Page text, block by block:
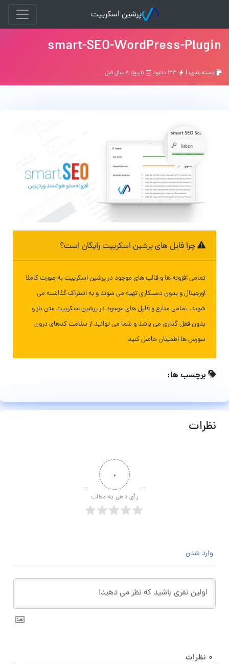
پرشین اسکریپت
smart-SEO-WordPress-Plugin
دسته بندی: | تاریخ: ۸ سال قبل
چرا فایل های پرشین اسکریپت رایگان است؟
تمامی افزونه ها و قالب های موجود در پرشین اسکریپت به صورت کاملا
اورجینال و بدون دستکاری تهیه می شوند و به اشتراک گذاشته می
شوند. تمامی منابع و فایل های موجود در پرشین اسکریپت متن باز و
بدون قفل گذاری می باشد و شما می توانید از سلامت کدهای درون
سورس ها اطمینان حاصل کنید
برچسب ها:
نظرات
۰
رأی دهی به مطلب
وارد شدن
۰ نظرات